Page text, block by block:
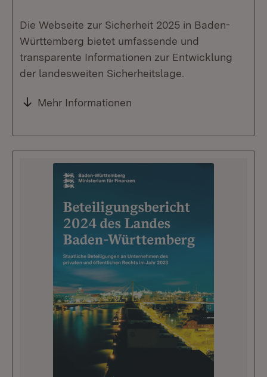
Die Webseite zur Sicherheit 2025 in Baden-
Württemberg bietet umfassende und
transparente Informationen zur Entwicklung
der landesweiten Sicherheitslage.
Mehr Informationen